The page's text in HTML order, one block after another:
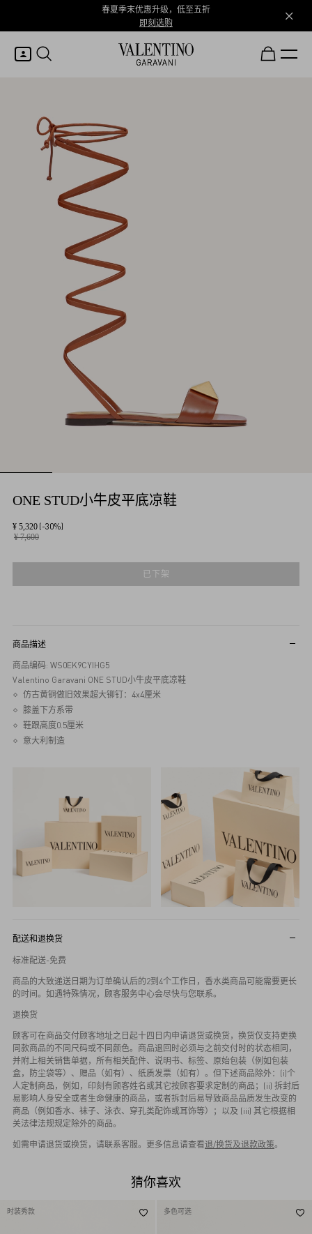
春夏季末优惠升级，低至五折
即刻选购
登录或注册
ONE STUD小牛皮平底凉鞋
¥ 5,320 (-30%)
¥ 7,600
已下架
商品描述
商品编码: WS0EK9CYIHG5
Valentino Garavani ONE STUD小牛皮平底凉鞋
仿古黄铜做旧效果超大铆钉：4x4厘米
膝盖下方系带
鞋跟高度0.5厘米
意大利制造
配送和退换货
标准配送-免费
商品的大致递送日期为订单确认后的2到4个工作日，香水类商品可能需要更长
的时间。如遇特殊情况，顾客服务中心会尽快与您联系。
退换货
顾客可在商品交付顾客地址之日起十四日内申请退货或换货，换货仅支持更换
同款商品的不同尺码或不同颜色。商品退回时必须与之前交付时的状态相同，
并附上相关销售单据，所有相关配件、说明书、标签、原始包装（例如包装
盒，防尘袋等）、赠品（如有）、纸质发票（如有）。但下述商品除外：(i)个
人定制商品，例如，印刻有顾客姓名或其它按顾客要求定制的商品；(ii) 拆封后
易影响人身安全或者生命健康的商品，或者拆封后易导致商品品质发生改变的
商品（例如香水、袜子、泳衣、穿孔类配饰或耳饰等）；以及 (iii) 其它根据相
关法律法规规定除外的商品。
如需申请退货或换货，请联系客服。更多信息请查看退/换货及退款政策。
猜你喜欢
时装秀款 多色可选